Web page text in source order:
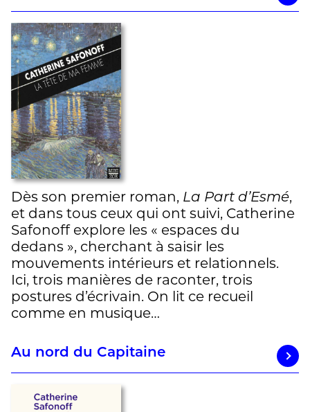
Dès son premier roman, La Part d’Esmé,
et dans tous ceux qui ont suivi, Catherine
Safonoff explore les « espaces du
dedans », cherchant à saisir les
mouvements intérieurs et relationnels.
Ici, trois manières de raconter, trois
postures d’écrivain. On lit ce recueil
comme en musique…
Au nord du Capitaine